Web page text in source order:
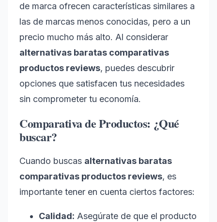
de marca ofrecen características similares a
las de marcas menos conocidas, pero a un
precio mucho más alto. Al considerar
alternativas baratas comparativas
productos reviews, puedes descubrir
opciones que satisfacen tus necesidades
sin comprometer tu economía.
Comparativa de Productos: ¿Qué
buscar?
Cuando buscas alternativas baratas
comparativas productos reviews, es
importante tener en cuenta ciertos factores:
Calidad: Asegúrate de que el producto